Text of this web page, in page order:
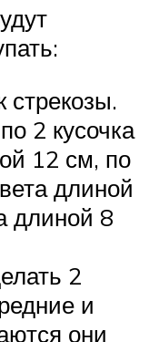
2 кусочка
12 см, по
длиной
длиной 8
2
и
они